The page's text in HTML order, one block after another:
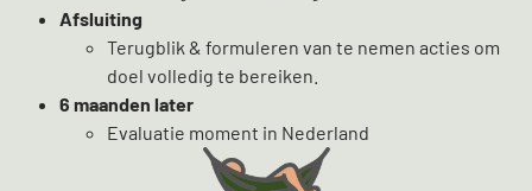
Afsluiting
Terugblik & formuleren van te nemen acties om
doel volledig te bereiken.
6 maanden later
Evaluatie moment in Nederland